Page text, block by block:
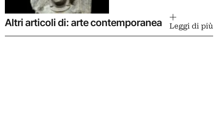
Altri articoli di: arte contemporanea Leggi di più